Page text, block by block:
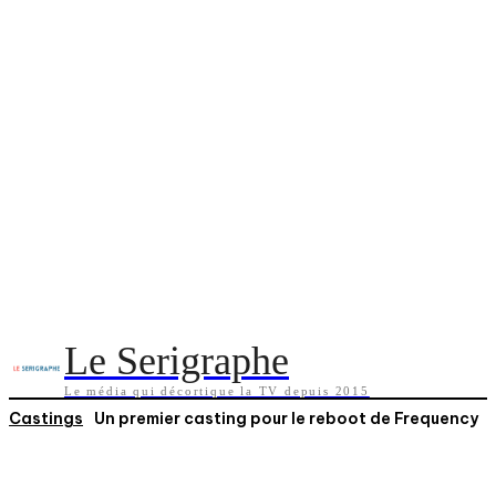
Le Serigraphe
Le média qui décortique la TV depuis 2015
Castings Un premier casting pour le reboot de Frequency